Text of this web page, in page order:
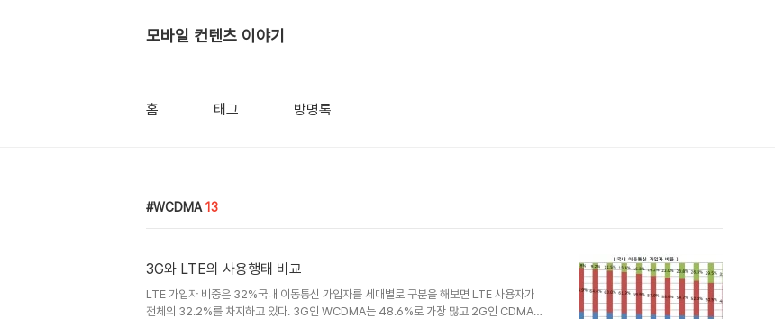
모바일 컨텐츠 이야기
홈 태그 방명록
WCDMA 13
3G와 LTE의 사용행태 비교
LTE 가입자 비중은 32%국내 이동통신 가입자를 세대별로 구분을 해보면 LTE 사용자가
전체의 32.2%를 차지하고 있다. 3G인 WCDMA는 48.6%로 가장 많고 2G인 CDMA